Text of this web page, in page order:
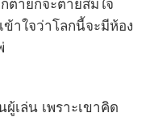
ตายก็จะตายสมใจ
าใจว่าโลกนี้จะมีห้อง
เล่น เพราะเขาคิด